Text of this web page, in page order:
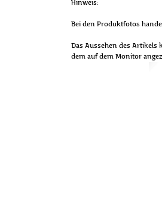
Hinweis:
Bei den Produktfotos
Das Aussehen des
dem auf dem Monitor